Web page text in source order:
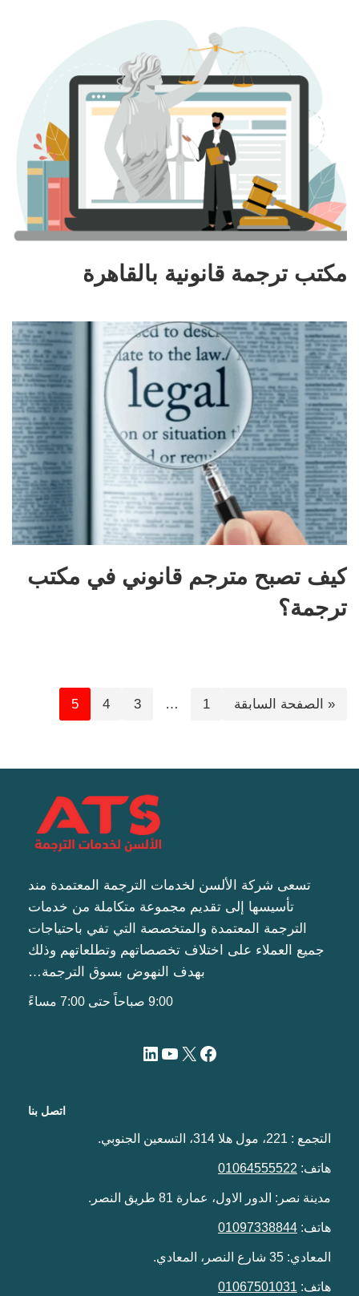
مكتب ترجمة قانونية بالقاهرة
كيف تصبح مترجم قانوني في مكتب
ترجمة؟
« الصفحة السابقة 1
…
3
4
5
تسعى شركة الألسن لخدمات الترجمة المعتمدة مند
تأسيسها إلى تقديم مجموعة متكاملة من خدمات
الترجمة المعتمدة والمتخصصة التي تفي باحتياجات
جميع العملاء على اختلاف تخصصاتهم وتطلعاتهم وذلك
بهدف النهوض بسوق الترجمة…
اتصل بنا
التجمع : 221، مول هلا 314، التسعين الجنوبي.
هاتف: 01064555522
مدينة نصر: الدور الاول، عمارة 81 طريق النصر.
هاتف: 01097338844
المعادي: 35 شارع النصر، المعادي.
هاتف: 01067501031